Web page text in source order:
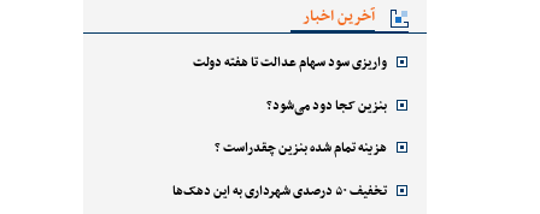
آخرین اخبار
واریزی سود سهام عدالت تا هفته دولت
بنزین کجا دود می‌شود؟
هزینه تمام شده بنزین چقدراست ؟
تخفیف ۵۰ درصدی شهرداری به این دهک‌ها